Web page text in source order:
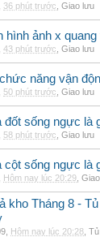
36 phút trước Giao lưu
hình ảnh x
43 phút trước Giao lưu
năng vận
50 phút trước Giao lưu
đốt sống ngực là
58 phút trước Giao lưu
cột sống ngực là
Hôm nay lúc 20:29
kho Tháng 8 -
Hôm nay lúc 20:28